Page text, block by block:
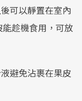
可以靜置在室內
趁機食用，可放
避免沾裹在果皮